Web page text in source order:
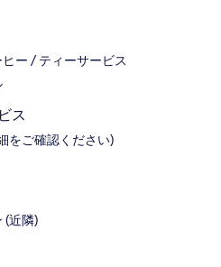
ー / ティーサービス
ス
をご確認ください)
(近隣)